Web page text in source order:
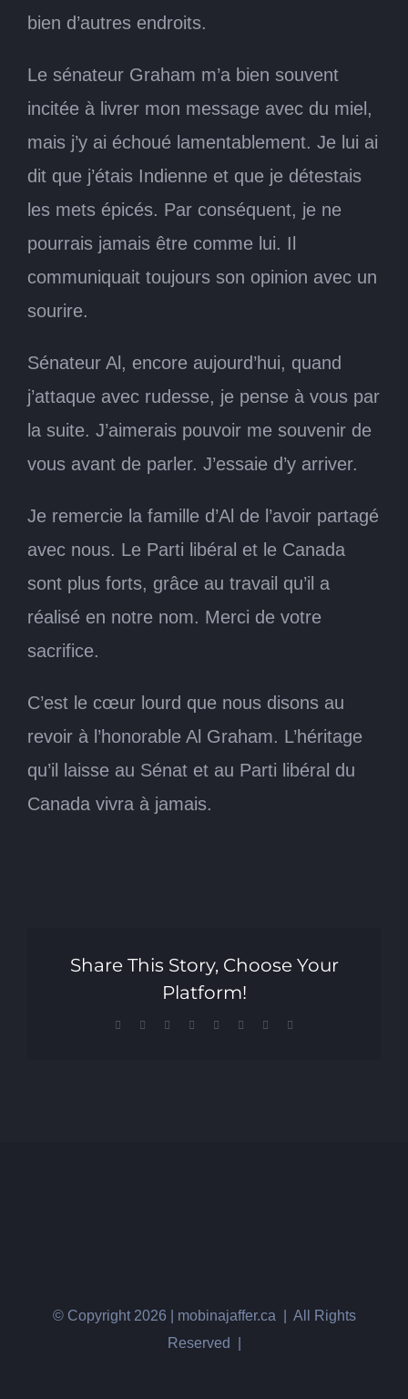
bien d’autres endroits.
Le sénateur Graham m’a bien souvent
incitée à livrer mon message avec du miel,
mais j’y ai échoué lamentablement. Je lui ai
dit que j’étais Indienne et que je détestais
les mets épicés. Par conséquent, je ne
pourrais jamais être comme lui. Il
communiquait toujours son opinion avec un
sourire.
Sénateur Al, encore aujourd’hui, quand
j’attaque avec rudesse, je pense à vous par
la suite. J’aimerais pouvoir me souvenir de
vous avant de parler. J’essaie d’y arriver.
Je remercie la famille d’Al de l’avoir partagé
avec nous. Le Parti libéral et le Canada
sont plus forts, grâce au travail qu’il a
réalisé en notre nom. Merci de votre
sacrifice.
C’est le cœur lourd que nous disons au
revoir à l’honorable Al Graham. L’héritage
qu’il laisse au Sénat et au Parti libéral du
Canada vivra à jamais.
Share This Story, Choose Your
Platform!
Facebook Reddit LinkedInTumblr Pinterest
© Copyright 2026 | mobinajaffer.ca | All Rights
Reserved |